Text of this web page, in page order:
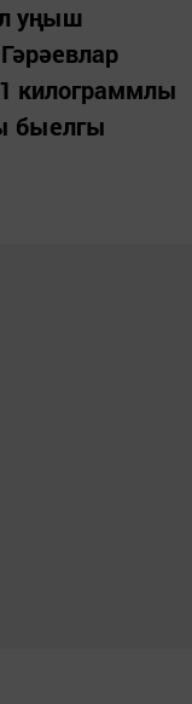
уңыш
килограммлы
быелгы